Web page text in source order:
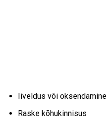
Iiveldus või oksendamine
Raske kõhukinnisus